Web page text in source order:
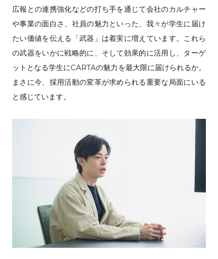
広報との連携強化などの打ち手を通じて会社のカルチャー
や事業の面白さ、社員の魅力といった、我々が学生に届け
たい価値を伝える「武器」は着実に増えています。これら
の武器をいかに戦略的に、そして効果的に活用し、ターゲ
ットとなる学生にCARTAの魅力を最大限に届けられるか。
まさに今、採用活動の変革が求められる重要な局面にいる
と感じています。